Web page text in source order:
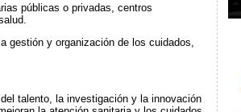
públicas o privadas, centros
gestión y organización de los cuidados,
talento, la investigación y la innovación